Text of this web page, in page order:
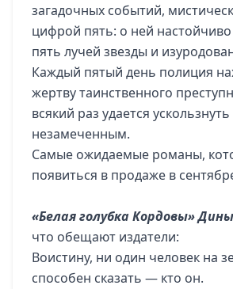
загадочных событий,
цифрой пять: о ней
пять лучей звезды и
Каждый пятый день полиция
жертву таинственного
всякий раз удается ускользнуть
незамеченным.
Самые ожидаемые романы,
появиться в продаже в
«Белая голубка Кордовы»
что обещают издатели:
Воистину, ни один человек на
способен сказать — кто он.